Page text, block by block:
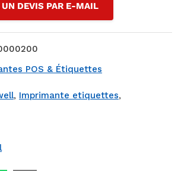
DEVIS PAR E-MAIL
POS & Étiquettes
, Imprimante etiquettes,